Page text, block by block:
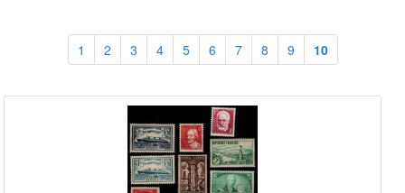
1 2 3 4 5 6 7 8 9 10